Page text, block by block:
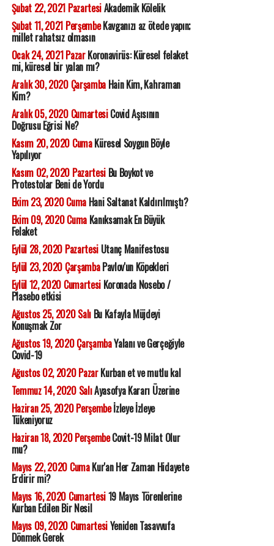
Şubat 22, 2021 PazartesiAkademik Kölelik
Şubat 11, 2021 PerşembeKavganızı az ötede yapın;
millet rahatsız olmasın
Ocak 24, 2021 PazarKoronavirüs: Küresel felaket
mi, küresel bir yalan mı?
Aralık 30, 2020 ÇarşambaHain Kim, Kahraman
Kim?
Aralık 05, 2020 CumartesiCovid Aşısının
Doğrusu Eğrisi Ne?
Kasım 20, 2020 CumaKüresel Soygun Böyle
Yapılıyor
Kasım 02, 2020 PazartesiBu Boykot ve
Protestolar Beni de Yordu
Ekim 23, 2020 CumaHani Saltanat Kaldırılmıştı?
Ekim 09, 2020 CumaKanıksamak En Büyük
Felaket
Eylül 28, 2020 PazartesiUtanç Manifestosu
Eylül 23, 2020 ÇarşambaPavlov'un Köpekleri
Eylül 12, 2020 CumartesiKoronada Nosebo /
Plasebo etkisi
Ağustos 25, 2020 SalıBu Kafayla Müjdeyi
Konuşmak Zor
Ağustos 19, 2020 ÇarşambaYalanı ve Gerçeğiyle
Covid-19
Ağustos 02, 2020 PazarKurban et ve mutlu kal
Temmuz 14, 2020 SalıAyasofya Kararı Üzerine
Haziran 25, 2020 Perşembeİzleye İzleye
Tükeniyoruz
Haziran 18, 2020 PerşembeCovit-19 Milat Olur
mu?
Mayıs 22, 2020 CumaKur'an Her Zaman Hidayete
Erdirir mi?
Mayıs 16, 2020 Cumartesi19 Mayıs Törenlerine
Kurban Edilen Bir Nesil
Mayıs 09, 2020 CumartesiYeniden Tasavvufa
Dönmek Gerek